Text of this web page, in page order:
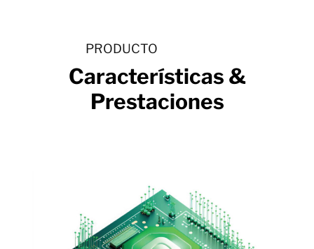
PRODUCTO
Características &
Prestaciones